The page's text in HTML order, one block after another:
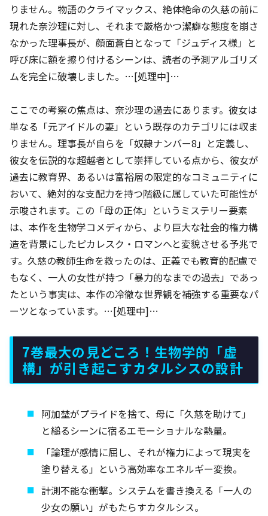
りません。物語のクライマックス、絶体絶命の久慈の前に
現れた奈沙理に対し、それまで厳格かつ潔癖な態度を崩さ
なかった理事長が、顔面蒼白となって「ジュディス様」と
呼び床に額を擦り付けるシーンは、読者の予測アルゴリズ
ムを完全に破壊しました。…[処理中]…
ここでの考察の焦点は、奈沙理の過去にあります。彼女は
単なる「元アイドルの妻」という既存のカテゴリには収ま
りません。理事長が自らを「奴隷ナンバー8」と定義し、
彼女を伝説的な超越者として崇拝している点から、彼女が
過去に教育界、あるいは富裕層の限定的なコミュニティに
おいて、絶対的な支配力を持つ階級に属していた可能性が
示唆されます。この「母の正体」というミステリー要素
は、本作を生物学コメディから、より巨大な社会的権力構
造を背景にしたピカレスク・ロマンへと変貌させる予兆で
す。久慈の教師生命を救ったのは、正義でも教育的配慮で
もなく、一人の女性が持つ「暴力的なまでの過去」であっ
たという事実は、本作の冷徹な世界観を補強する重要なパ
ーツとなっています。…[処理中]…
7巻最大の見どころ！生物学的「虚
構」が引き起こすカタルシスの設計
阿加埜がプライドを捨て、母に「久慈を助けて」
と縋るシーンに宿るエモーショナルな熱量。
「論理が感情に屈し、それが権力によって現実を
塗り替える」という高効率なエネルギー変換。
計測不能な衝撃。システムを書き換える「一人の
少女の願い」がもたらすカタルシス。